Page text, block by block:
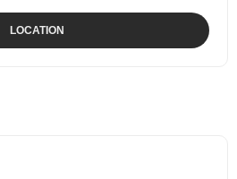
LOCATION